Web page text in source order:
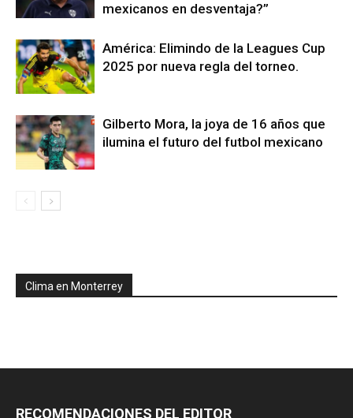
mexicanos en desventaja?”
América: Elimindo de la Leagues Cup
2025 por nueva regla del torneo.
Gilberto Mora, la joya de 16 años que
ilumina el futuro del futbol mexicano
Clima en Monterrey
RECOMENDACIONES DEL EDITOR